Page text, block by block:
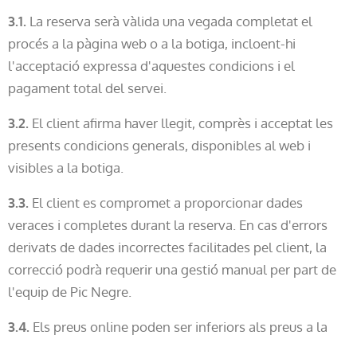
3.1. La reserva serà vàlida una vegada completat el
procés a la pàgina web o a la botiga, incloent-hi
l'acceptació expressa d'aquestes condicions i el
pagament total del servei.
3.2. El client afirma haver llegit, comprès i acceptat les
presents condicions generals, disponibles al web i
visibles a la botiga.
3.3. El client es compromet a proporcionar dades
veraces i completes durant la reserva. En cas d'errors
derivats de dades incorrectes facilitades pel client, la
correcció podrà requerir una gestió manual per part de
l'equip de Pic Negre.
3.4. Els preus online poden ser inferiors als preus a la